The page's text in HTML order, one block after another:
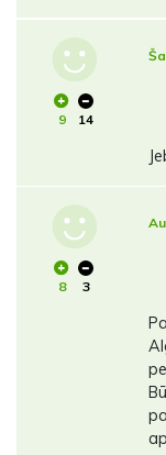
9 14
8 3